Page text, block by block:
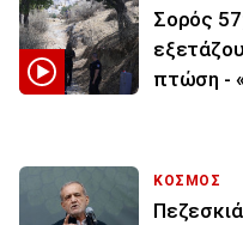
Σορός
πτώση -
ΚΟΣΜΟΣ